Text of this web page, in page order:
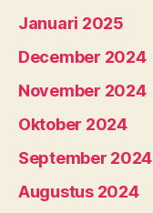
Januari 2025
December 2024
November 2024
Oktober 2024
September 2024
Augustus 2024